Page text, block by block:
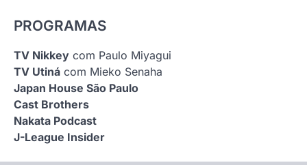
PROGRAMAS
TV Nikkey com Paulo Miyagui
TV Utiná com Mieko Senaha
Japan House São Paulo
Cast Brothers
Nakata Podcast
J-League Insider